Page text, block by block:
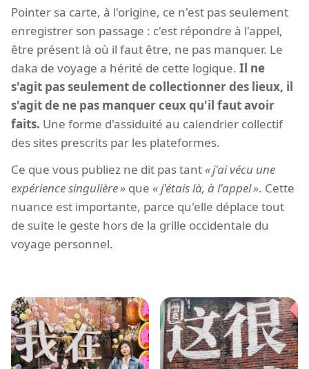
Pointer sa carte, à l'origine, ce n'est pas seulement
enregistrer son passage : c'est répondre à l'appel,
être présent là où il faut être, ne pas manquer. Le
daka de voyage a hérité de cette logique. Il ne
s'agit pas seulement de collectionner des lieux, il
s'agit de ne pas manquer ceux qu'il faut avoir
faits. Une forme d'assiduité au calendrier collectif
des sites prescrits par les plateformes.
Ce que vous publiez ne dit pas tant
j'ai vécu une
expérience singulière
que j'étais là, à l'appel . Cette
nuance est importante, parce qu'elle déplace tout
de suite le geste hors de la grille occidentale du
voyage personnel.